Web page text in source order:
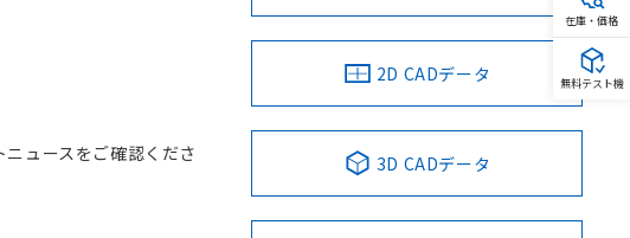
ュースをご確認くださ
2D CADデータ
3D CADデータ
在庫・価格
無料テスト機